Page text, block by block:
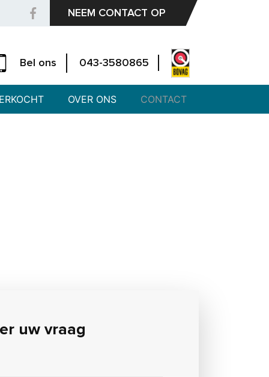
NEEM CONTACT OP
Bel ons 043-3580865
OVER ONS CONTACT
uw vraag